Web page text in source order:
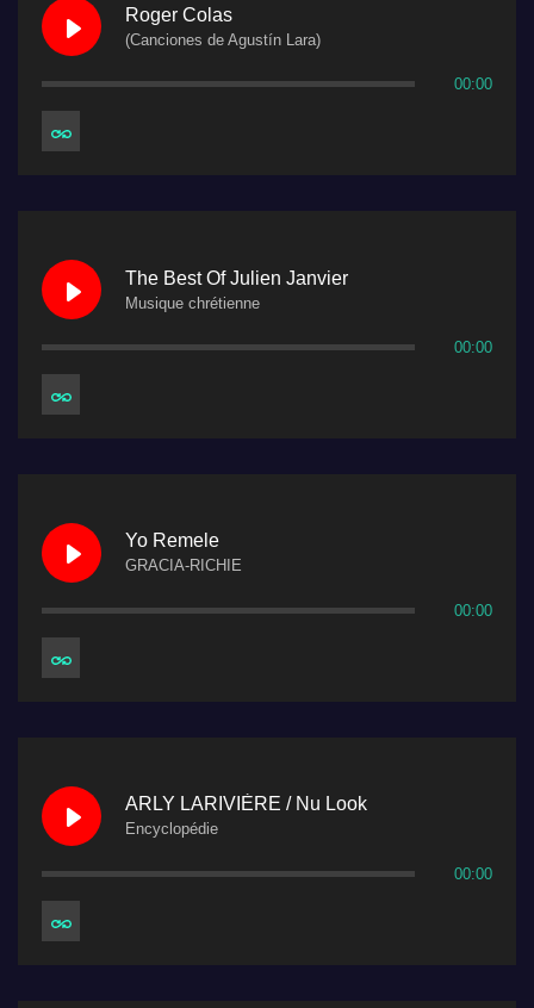
Roger Colas
(Canciones de Agustín Lara)
00:00
The Best Of Julien Janvier
Musique chrétienne
00:00
Yo Remele
GRACIA-RICHIE
00:00
ARLY LARIVIÈRE / Nu Look
Encyclopédie
00:00